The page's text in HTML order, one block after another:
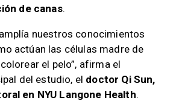
de canas.
nuestros conocimientos
actúan las células madre de
el pelo”, afirma el
del estudio, el doctor Qi Sun,
en NYU Langone Health.